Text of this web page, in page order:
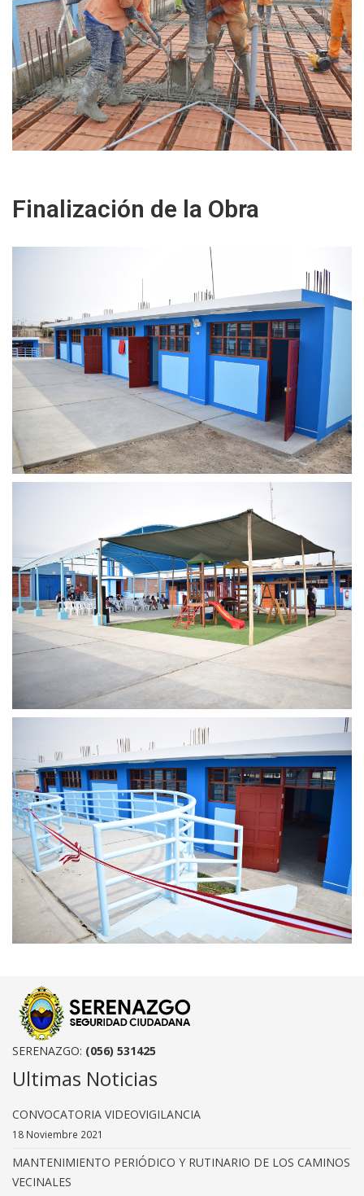
Finalización de la Obra
SERENAZGO: (056) 531425
Ultimas Noticias
CONVOCATORIA VIDEOVIGILANCIA
18 Noviembre 2021
MANTENIMIENTO PERIÓDICO Y RUTINARIO DE LOS CAMINOS
VECINALES